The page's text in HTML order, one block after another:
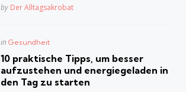
Posted
by Der Alltagsakrobat
Posted
in Gesundheit
10 praktische Tipps, um besser
aufzustehen und energiegeladen in
den Tag zu starten